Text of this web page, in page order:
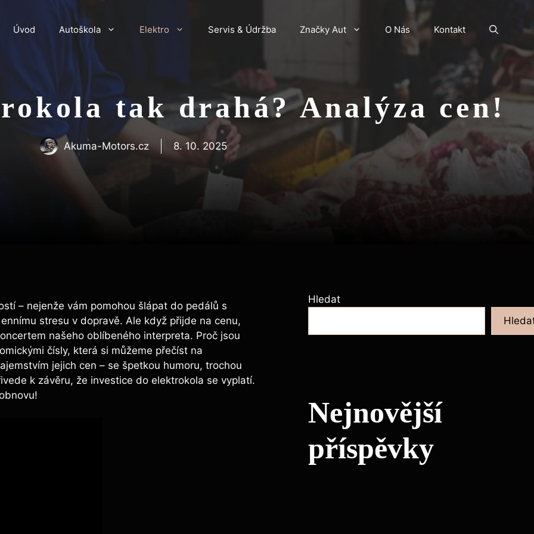
Úvod Autoškola Elektro Servis & Údržba Značky Aut O Nás Kontakt
tak drahá? Analýza cen!
Akuma-Motors.cz 8. 10. 2025
– nejenže vám pomohou šlápat do pedálů s
stresu v dopravě. Ale když přijde na cenu,
našeho oblíbeného interpreta. Proč jsou
čísly, která si můžeme přečíst na
jejich cen – se špetkou humoru, trochou
k závěru, že investice do elektrokola se vyplatí.
Hledat
Nejnovější
příspěvky